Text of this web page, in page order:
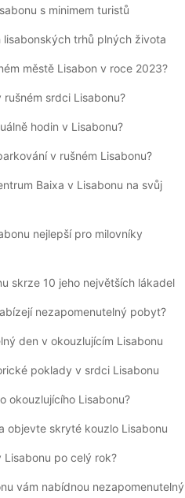
s minimem turistů
trhů plných života
městě Lisabon v roce 2023?
srdci Lisabonu?
hodin v Lisabonu?
v rušném Lisabonu?
Baixa v Lisabonu na svůj
nejlepší pro milovníky
skrze 10 jeho největších lákadel
nezapomenutelný pobyt?
den v okouzlujícím Lisabonu
poklady v srdci Lisabonu
okouzlujícího Lisabonu?
objevte skryté kouzlo Lisabonu
po celý rok?
vám nabídnou nezapomenutelný